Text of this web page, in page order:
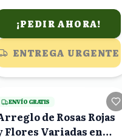
¡PEDIR AHORA!
ENTREGA URGENTE
19viendo
ENVÍO GRATIS
de Rosas Rojas
Flores Variadas en